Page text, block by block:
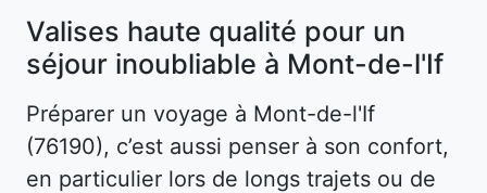
Valises haute qualité pour un
séjour inoubliable à Mont-de-l'If
Préparer un voyage à Mont-de-l'If
(76190), c’est aussi penser à son confort,
en particulier lors de longs trajets ou de